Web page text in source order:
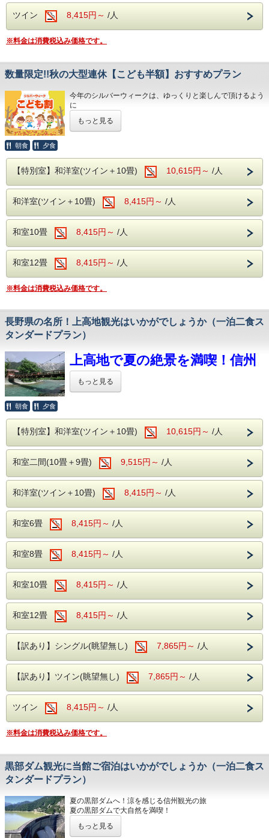
卓球コーナー（1階）
無料駐車場
契約駐車場をご用意しております。
ご到着後、フロントにお声がけいただき、番号札をお受け取
りのうえご利用ください。
無料送迎バス（要予約）
松本駅発 15:00／16:15
※前日までにお電話でご予約ください。
周辺観光
松本観光の拠点としても便利な立地です。歴史ある名城の散
策とあわせて、浅間温泉でゆったりとしたひとときをお過ご
チェックアウト時間
ツイン 8,415円～ /人
※料金は消費税込み価格です。
数量限定!!秋の大型連休【こども半額】おすすめプラン
今年のシルバーウィークは、ゆっくりと楽しんで頂けるよう
に
こちらのプランは特定日限定で、1泊2食付バイキングプラ
ご利用期間は
混雑を避けてゆったり楽しめる、お得な5日間限定です！
2026年
9月18日(金)、23日(水・祝)、24日(木)、25日(金)、27日(日)
本プランは『数量限定』のため、お早めのご予約がおすすめ
です。
す。
※他割引との併用はできません
※『数量限定』となりますので、ご予約状況により利用期間
「おすすめ観光スポット」
～国営アルプスあづみの公園～
堀金・穂高地区は当館から車で約35分
大町・松川地区は当館から車で約50分
当館より車で約20分
〇バイキング＋アルコール飲み放題
当館のバイキングでは、お客様にお食事を楽しんでいただ
けるよう
アルコールとソフトドリンクが、飲み放題となっておりま
す。
〇お料理もバラエティ豊富なメニューを取り揃えてお待ちし
ております。
※お食事時間は90分となっており、
あります。
〇館内無料施設のご紹介
地下1階ではカラオケルーム、1階には卓球コーナーもご
チェックイン時にご予約下さい。
〇無料駐車場完備
契約駐車場となりますので番号札をお渡しして駐車場をご案
内致します。
フロントへお声かけ下さいませ。
松本駅～ホテルまでの無料送迎バスもございます。
ホテル発・10：00／松本駅発・15：00、16：15
ご予約は前日までにお電話でお申し込み下さいませ。
もっと見る
朝食 夕食
【特別室】和洋室(ツイン＋10畳) 10,615円～ /人
和洋室(ツイン＋10畳) 8,415円～ /人
和室10畳 8,415円～ /人
和室12畳 8,415円～ /人
※料金は消費税込み価格です。
長野県の名所！上高地観光はいかがでしょうか（一泊二食ス
タンダードプラン）
上高地で夏の絶景を満喫！信州
観光の拠点におすすめ
上高地開山！新緑と大自然を楽
長野県を代表する景勝地「上高地」は、4月
透き通る梓川、美しい穂高連峰、澄み切った
空気と鮮やかな新緑。季節ならではの絶景が
広がる上高地は、信州観光には欠かせない人
気スポットです。
伊東園ホテル浅間の湯は、上高地までお車で
約1時間30分。
さらに松本市内へもお車で約10～15分とアク
セスが良く、観光の拠点として最適な立地で
観光を満喫したあとは、歴史ある天然温泉で
ゆっくりと疲れを癒し、バイキングとアルコ
ール飲み放題を心ゆくまでお楽しみくださ
い。
皆様のご予約を心よりお待ちしております。
※当館から上高地への送迎はございません。
〇バイキング＋アルコール飲み放題（90分
制）
ご夕食は和・洋・中の豊富なメニューを取り
揃えたバイキングをご用意しております。
生ビールや日本酒、焼酎などのアルコール類
はもちろん、ソフトドリンクも飲み放題。
しください。
※お食事時間は90分です。
合がございます。お食事開始時間は前日また
は当日にフロントまでお問い合わせくださ
い。
もっと見る
朝食 夕食
【特別室】和洋室(ツイン＋10畳) 10,615円～ /人
和室二間(10畳＋9畳) 9,515円～ /人
和洋室(ツイン＋10畳) 8,415円～ /人
和室6畳 8,415円～ /人
和室8畳 8,415円～ /人
和室10畳 8,415円～ /人
和室12畳 8,415円～ /人
【訳あり】シングル(眺望無し) 7,865円～ /人
【訳あり】ツイン(眺望無し) 7,865円～ /人
ツイン 8,415円～ /人
※料金は消費税込み価格です。
黒部ダム観光に当館ご宿泊はいかがでしょうか（一泊二食ス
タンダードプラン）
夏の黒部ダムへ！涼を感じる信州観光の旅
夏の黒部ダムで大自然を満喫！
長野県を代表する観光名所「黒部ダム」は、夏でも涼しく過
もっと見る